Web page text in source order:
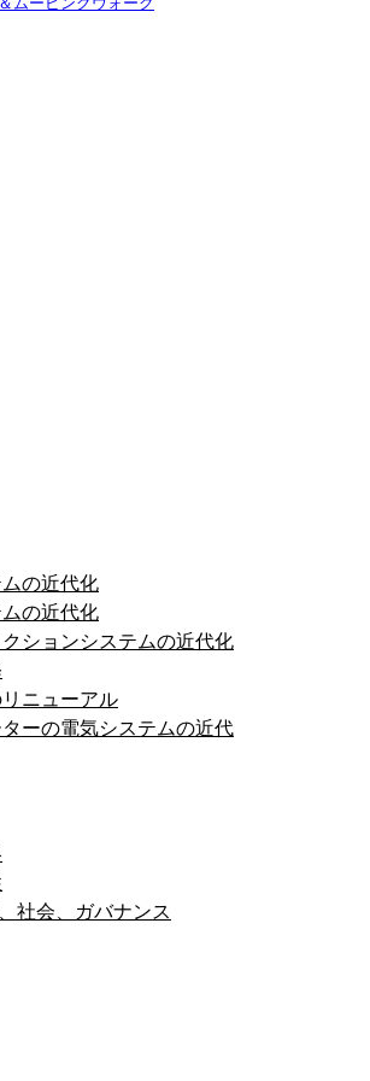
の近代化
の近代化
ションシステムの近代化
ニューアル
ーの電気システムの近代
社会、ガバナンス